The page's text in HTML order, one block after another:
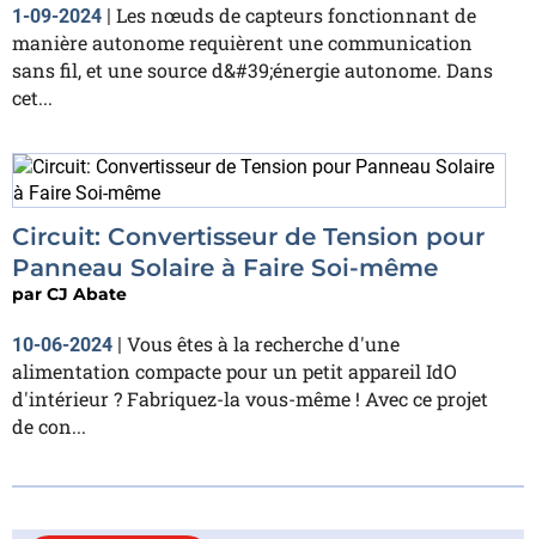
1-09-2024 | Les nœuds de capteurs fonctionnant de
manière autonome requièrent une communication
sans fil, et une source d&#39;énergie autonome. Dans
cet...
Circuit: Convertisseur de Tension pour
Panneau Solaire à Faire Soi-même
par CJ Abate
10-06-2024 | Vous êtes à la recherche d'une
alimentation compacte pour un petit appareil IdO
d'intérieur ? Fabriquez-la vous-même ! Avec ce projet
de con...